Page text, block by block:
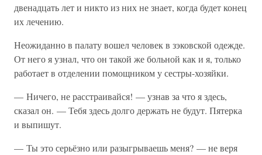
двенадцать лет и никто из них не знает, когда будет конец
их лечению.
Неожиданно в палату вошел человек в зэковской одежде.
От него я узнал, что он такой же больной как и я, только
работает в отделении помощником у сестры-хозяйки.
— Ничего, не расстраивайся! — узнав за что я здесь,
сказал он. — Тебя здесь долго держать не будут. Пятерка
и выпишут.
— Ты это серьёзно или разыгрываешь меня? — не веря